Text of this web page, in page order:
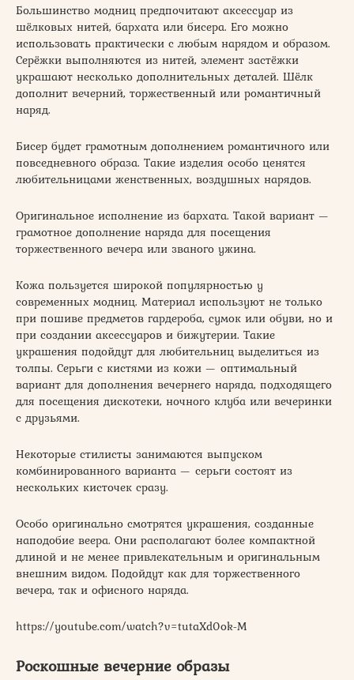
Большинство модниц предпочитают аксессуар из
шёлковых нитей, бархата или бисера. Его можно
использовать практически с любым нарядом и образом.
Серёжки выполняются из нитей, элемент застёжки
украшают несколько дополнительных деталей. Шёлк
дополнит вечерний, торжественный или романтичный
наряд.
Бисер будет грамотным дополнением романтичного или
повседневного образа. Такие изделия особо ценятся
любительницами женственных, воздушных нарядов.
Оригинальное исполнение из бархата. Такой вариант —
грамотное дополнение наряда для посещения
торжественного вечера или званого ужина.
Кожа пользуется широкой популярностью у
современных модниц. Материал используют не только
при пошиве предметов гардероба, сумок или обуви, но и
при создании аксессуаров и бижутерии. Такие
украшения подойдут для любительниц выделиться из
толпы. Серьги с кистями из кожи — оптимальный
вариант для дополнения вечернего наряда, подходящего
для посещения дискотеки, ночного клуба или вечеринки
с друзьями.
Некоторые стилисты занимаются выпуском
комбинированного варианта — серьги состоят из
нескольких кисточек сразу.
Особо оригинально смотрятся украшения, созданные
наподобие веера. Они располагают более компактной
длиной и не менее привлекательным и оригинальным
внешним видом. Подойдут как для торжественного
вечера, так и офисного наряда.
https://youtube.com/watch?v=tutaXd0ok-M
Роскошные вечерние образы